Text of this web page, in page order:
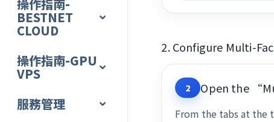
操作指南-
BESTNET
CLOUD
操作指南-GPU
VPS
服務管理
2. Configure Multi-
2 Open the
From the tabs at the